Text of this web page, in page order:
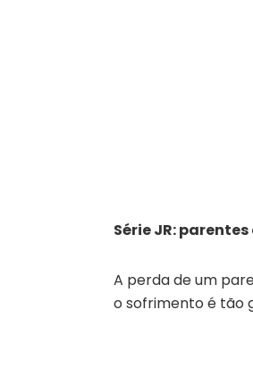
Série JR:
A perda de um
o sofrimento é tão